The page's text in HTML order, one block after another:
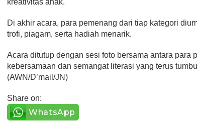
kreativitas anak.
Di akhir acara, para pemenang dari tiap kategori
trofi, piagam, serta hadiah menarik.
Acara ditutup dengan sesi foto bersama antara
kebersamaan dan semangat literasi yang terus
(AWN/D’mail/JN)
Share on:
WhatsApp